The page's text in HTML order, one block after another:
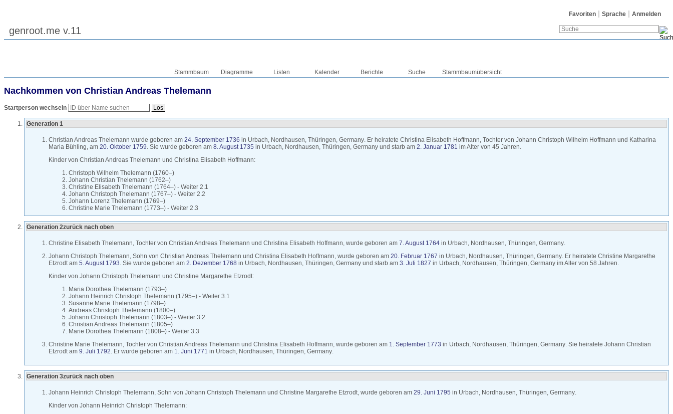
Favoriten Sprache Anmelden
genroot.me v.11
Stammbaum Diagramme Listen Kalender Berichte Suche Stammbaumübersicht
Nachkommen von Christian Andreas Thelemann
Startperson wechseln
Generation 1
Christian Andreas Thelemann wurde geboren am 24. September 1736 in Urbach, Nordhausen, Thüringen, Germany. Er heiratete Christina Elisabeth Hoffmann, Tochter von Johann Christoph Wilhelm Hoffmann und Katharina
Maria Bühling, am 20. Oktober 1759. Sie wurde geboren am 8. August 1735 in Urbach, Nordhausen, Thüringen, Germany und starb am 2. Januar 1781 im Alter von 45 Jahren.
Kinder von Christian Andreas Thelemann und Christina Elisabeth Hoffmann:
Christoph Wilhelm Thelemann (1760–)
Johann Christian Thelemann (1762–)
Christine Elisabeth Thelemann (1764–) - Weiter 2.1
Johann Christoph Thelemann (1767–) - Weiter 2.2
Johann Lorenz Thelemann (1769–)
Christine Marie Thelemann (1773–) - Weiter 2.3
Generation 2zurück nach oben
Christine Elisabeth Thelemann, Tochter von Christian Andreas Thelemann und Christina Elisabeth Hoffmann, wurde geboren am 7. August 1764 in Urbach, Nordhausen, Thüringen, Germany.
Johann Christoph Thelemann, Sohn von Christian Andreas Thelemann und Christina Elisabeth Hoffmann, wurde geboren am 20. Februar 1767 in Urbach, Nordhausen, Thüringen, Germany. Er heiratete Christine Margarethe
Etzrodtam 5. August 1793. Sie wurde geboren am 2. Dezember 1768 in Urbach, Nordhausen, Thüringen, Germany und starb am 3. Juli 1827 in Urbach, Nordhausen, Thüringen, Germany im Alter von 58 Jahren.
Kinder von Johann Christoph Thelemann und Christine Margarethe Etzrodt:
Maria Dorothea Thelemann (1793–)
Johann Heinrich Christoph Thelemann (1795–) - Weiter 3.1
Susanne Marie Thelemann (1798–)
Andreas Christoph Thelemann (1800–)
Johann Christoph Thelemann (1803–) - Weiter 3.2
Christian Andreas Thelemann (1805–)
Marie Dorothea Thelemann (1808–) - Weiter 3.3
Christine Marie Thelemann, Tochter von Christian Andreas Thelemann und Christina Elisabeth Hoffmann, wurde geboren am 1. September 1773 in Urbach, Nordhausen, Thüringen, Germany. Sie heiratete Johann Christian
Etzrodtam 9. Juli 1792. Er wurde geboren am 1. Juni 1771 in Urbach, Nordhausen, Thüringen, Germany.
Generation 3zurück nach oben
Johann Heinrich Christoph Thelemann, Sohn von Johann Christoph Thelemann und Christine Margarethe Etzrodt, wurde geboren am 29. Juni 1795 in Urbach, Nordhausen, Thüringen, Germany.
Kinder von Johann Heinrich Christoph Thelemann: